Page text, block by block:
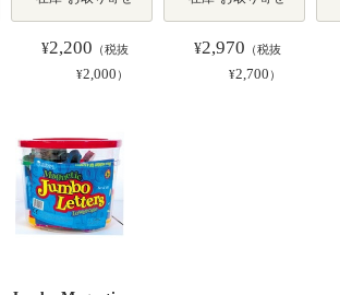
¥2,200 （税抜
¥2,000 ）
¥2,970 （税抜
¥2,700 ）